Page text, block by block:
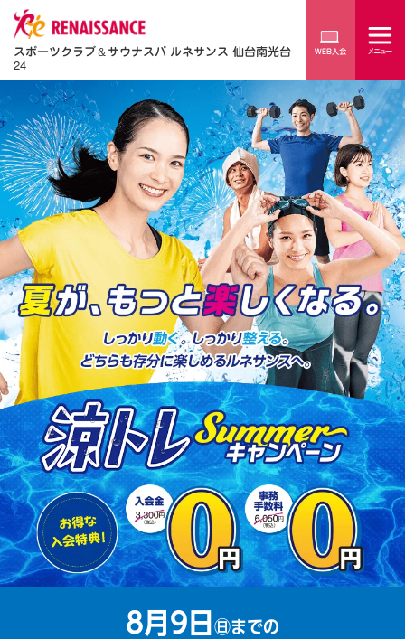
スポーツクラブ＆サウナスパ ルネサンス 仙台南光台
24
8月9日 ㊐までの